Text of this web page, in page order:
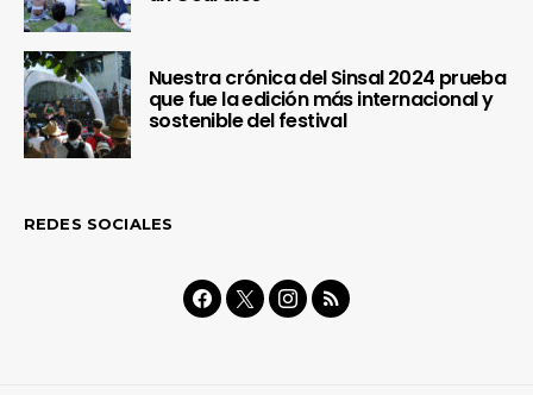
Nuestra crónica del Sinsal 2024 prueba
que fue la edición más internacional y
sostenible del festival
REDES SOCIALES